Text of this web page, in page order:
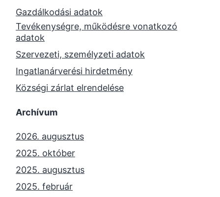
Gazdálkodási adatok
Tevékenységre, működésre vonatkozó
adatok
Szervezeti, személyzeti adatok
Ingatlanárverési hirdetmény
Községi zárlat elrendelése
Archívum
2026. augusztus
2025. október
2025. augusztus
2025. február